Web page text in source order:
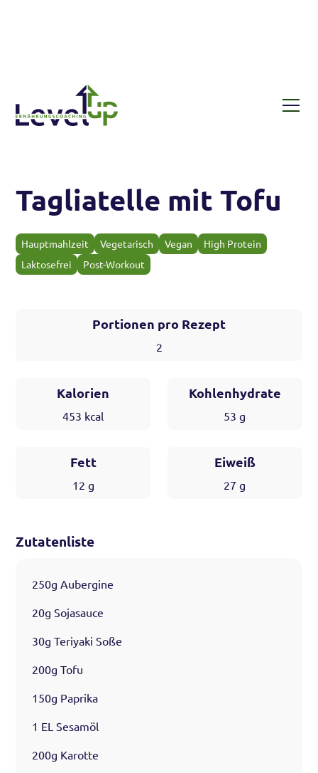
Tagliatelle mit Tofu
Hauptmahlzeit Vegetarisch Vegan
High Protein
Laktosefrei
Post-Workout
Portionen pro Rezept
2
Kalorien
453 kcal
Kohlenhydrate
53 g
Fett
12 g
Eiweiß
27 g
Zutatenliste
250g Aubergine
20g Sojasauce
30g Teriyaki Soße
200g Tofu
150g Paprika
1 EL Sesamöl
200g Karotte